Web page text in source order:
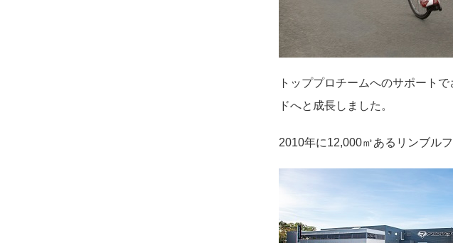
トッププロチームへのサポート
ドへと成長しました。
2010年に12,000㎡あるリンブル